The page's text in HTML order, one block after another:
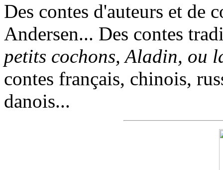
Des contes d'auteurs et de
Andersen... Des contes
petits cochons, Aladin, ou
contes français, chinois,
danois...